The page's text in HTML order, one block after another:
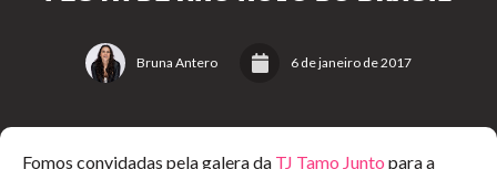
Bruna Antero 6 de janeiro de 2017
Fomos convidadas pela galera da TJ Tamo Junto para a